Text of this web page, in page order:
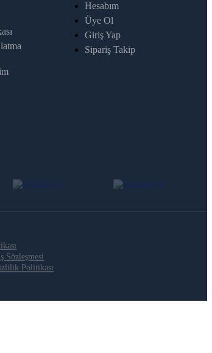
Hesabım
Üye Ol
Giriş Yap
Sipariş Takip
Sözleşmesi
Politikası